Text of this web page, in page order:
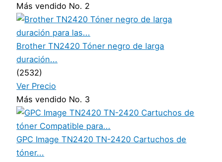
Más vendido No. 2
Brother TN2420 Tóner negro de larga
duración...
(2532)
Ver Precio
Más vendido No. 3
GPC Image TN2420 TN-2420 Cartuchos de
tóner...